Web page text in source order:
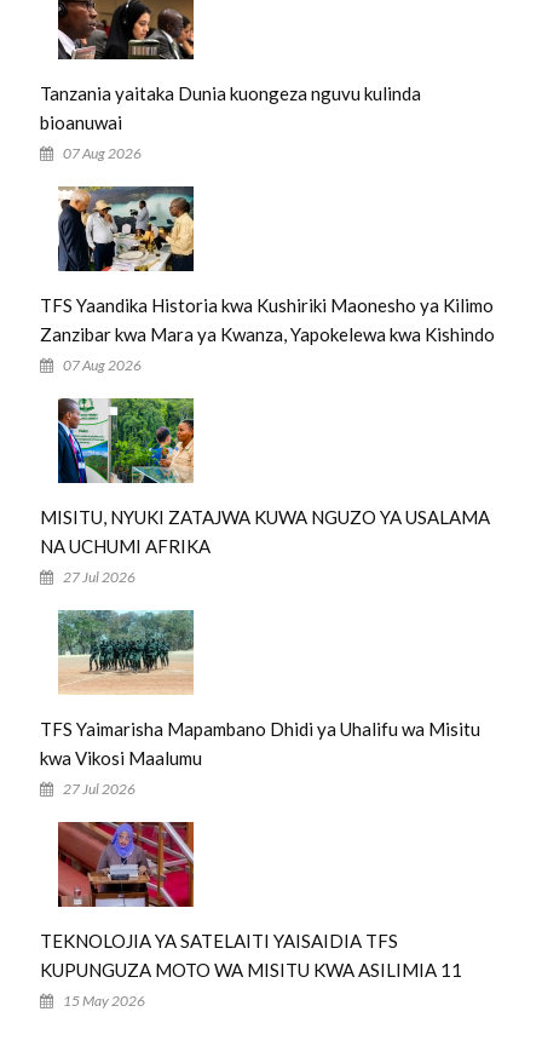
Tanzania yaitaka Dunia kuongeza nguvu kulinda
bioanuwai
07 Aug 2026
TFS Yaandika Historia kwa Kushiriki Maonesho ya Kilimo
Zanzibar kwa Mara ya Kwanza, Yapokelewa kwa Kishindo
07 Aug 2026
MISITU, NYUKI ZATAJWA KUWA NGUZO YA USALAMA
NA UCHUMI AFRIKA
27 Jul 2026
TFS Yaimarisha Mapambano Dhidi ya Uhalifu wa Misitu
kwa Vikosi Maalumu
27 Jul 2026
TEKNOLOJIA YA SATELAITI YAISAIDIA TFS
KUPUNGUZA MOTO WA MISITU KWA ASILIMIA 11
15 May 2026